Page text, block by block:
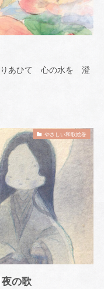
あひて 心の水を 澄
やさしい和歌絵巻
の歌